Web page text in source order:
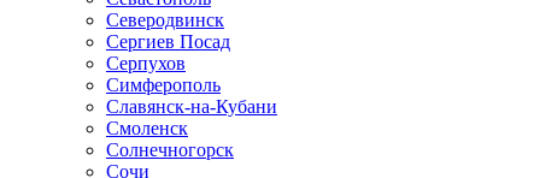
Северодвинск
Сергиев Посад
Серпухов
Симферополь
Славянск-на-Кубани
Смоленск
Солнечногорск
Сочи